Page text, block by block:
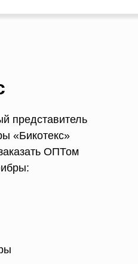
«Бикотекс»
ОПТом